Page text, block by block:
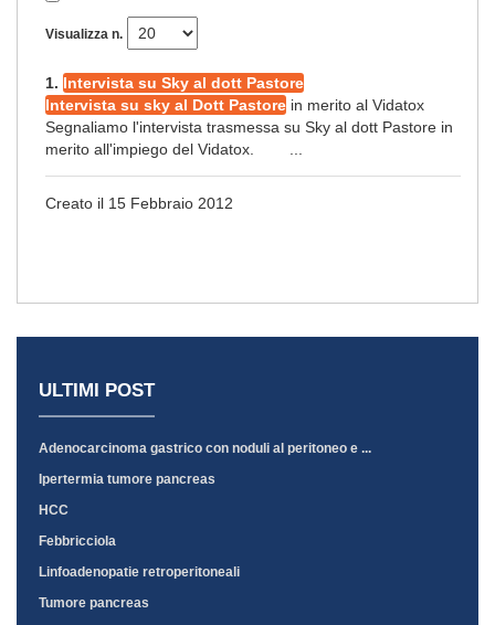
Visualizza n.
1. Intervista su Sky al dott Pastore
Intervista su sky al Dott Pastore in merito al Vidatox
Segnaliamo l'intervista trasmessa su Sky al dott Pastore in
merito all'impiego del Vidatox. ...
Creato il 15 Febbraio 2012
ULTIMI POST
Adenocarcinoma gastrico con noduli al peritoneo e ...
Ipertermia tumore pancreas
HCC
Febbricciola
Linfoadenopatie retroperitoneali
Tumore pancreas